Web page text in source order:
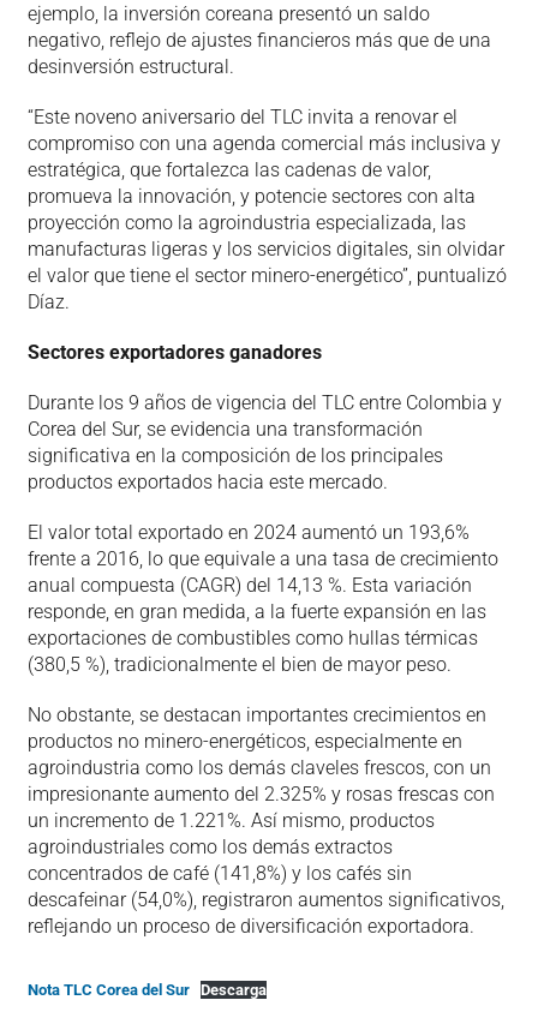
ejemplo, la inversión coreana presentó un saldo
negativo, reflejo de ajustes financieros más que de una
desinversión estructural.
“Este noveno aniversario del TLC invita a renovar el
compromiso con una agenda comercial más inclusiva y
estratégica, que fortalezca las cadenas de valor,
promueva la innovación, y potencie sectores con alta
proyección como la agroindustria especializada, las
manufacturas ligeras y los servicios digitales, sin olvidar
el valor que tiene el sector minero-energético”, puntualizó
Díaz.
Sectores exportadores ganadores
Durante los 9 años de vigencia del TLC entre Colombia y
Corea del Sur, se evidencia una transformación
significativa en la composición de los principales
productos exportados hacia este mercado.
El valor total exportado en 2024 aumentó un 193,6%
frente a 2016, lo que equivale a una tasa de crecimiento
anual compuesta (CAGR) del 14,13 %. Esta variación
responde, en gran medida, a la fuerte expansión en las
exportaciones de combustibles como hullas térmicas
(380,5 %), tradicionalmente el bien de mayor peso.
No obstante, se destacan importantes crecimientos en
productos no minero-energéticos, especialmente en
agroindustria como los demás claveles frescos, con un
impresionante aumento del 2.325% y rosas frescas con
un incremento de 1.221%. Así mismo, productos
agroindustriales como los demás extractos
concentrados de café (141,8%) y los cafés sin
descafeinar (54,0%), registraron aumentos significativos,
reflejando un proceso de diversificación exportadora.
Nota TLC Corea del Sur Descarga